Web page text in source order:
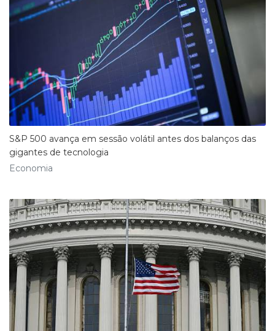
S&P 500 avança em sessão volátil antes dos balanços das
gigantes de tecnologia
Economia